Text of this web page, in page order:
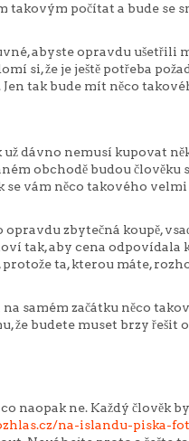
takovým počítat a bude se
abyste opravdu ušetřili
si, že je ještě potřeba
tak bude mít něco
už dávno nemusí kupovat
obchodě budou člověku
se vám něco takového
zbytečná koupě,
tak, aby cena odpovídala
ta, kterou máte,
samém začátku něco
že budete muset brzy řešit
naopak ne. Každý člověk
na-islandu-piska-